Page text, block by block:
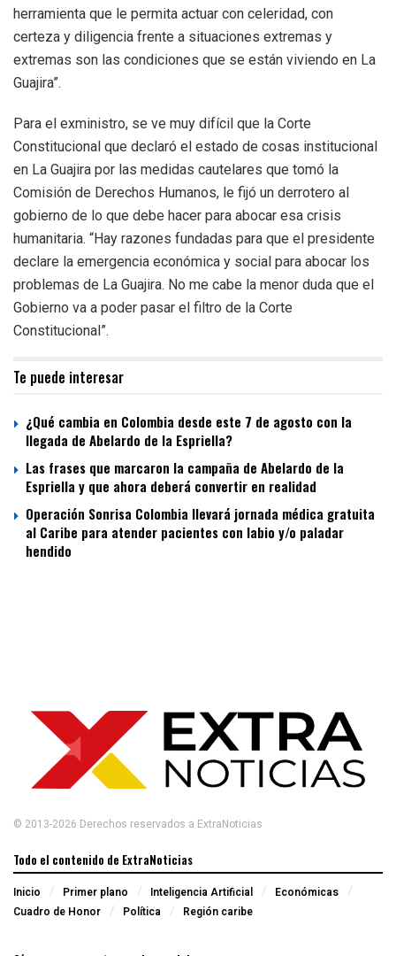
herramienta que le permita actuar con celeridad, con
certeza y diligencia frente a situaciones extremas y
extremas son las condiciones que se están viviendo en La
Guajira”.
Para el exministro, se ve muy difícil que la Corte
Constitucional que declaró el estado de cosas institucional
en La Guajira por las medidas cautelares que tomó la
Comisión de Derechos Humanos, le fijó un derrotero al
gobierno de lo que debe hacer para abocar esa crisis
humanitaria. “Hay razones fundadas para que el presidente
declare la emergencia económica y social para abocar los
problemas de La Guajira. No me cabe la menor duda que el
Gobierno va a poder pasar el filtro de la Corte
Constitucional”.
Te puede interesar
¿Qué cambia en Colombia desde este 7 de agosto con la
llegada de Abelardo de la Espriella?
Las frases que marcaron la campaña de Abelardo de la
Espriella y que ahora deberá convertir en realidad
Operación Sonrisa Colombia llevará jornada médica gratuita
al Caribe para atender pacientes con labio y/o paladar
hendido
© 2013-2026 Derechos reservados a ExtraNoticias
Todo el contenido de ExtraNoticias
Inicio Primer plano Inteligencia Artificial
Económicas
Cuadro de Honor
Política Región caribe